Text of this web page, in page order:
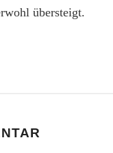
übersteigt.